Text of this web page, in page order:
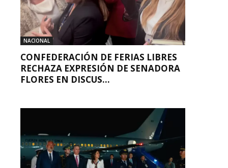
NACIONAL
CONFEDERACIÓN DE FERIAS LIBRES
RECHAZA EXPRESIÓN DE SENADORA
FLORES EN DISCUS...